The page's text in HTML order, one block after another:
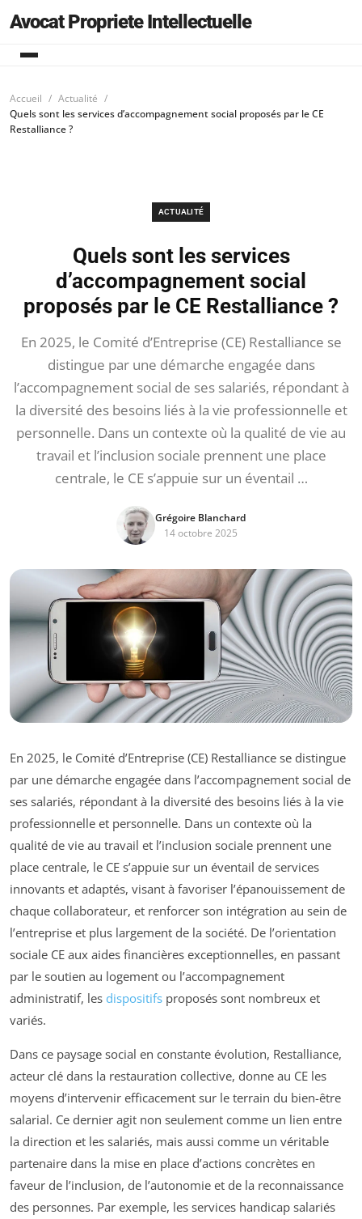
Avocat Propriete Intellectuelle
Accueil
Actualité
Quels sont les services d’accompagnement social proposés par le CE
Restalliance ?
ACTUALITÉ
Quels sont les services
d’accompagnement social
proposés par le CE Restalliance ?
En 2025, le Comité d’Entreprise (CE) Restalliance se
distingue par une démarche engagée dans
l’accompagnement social de ses salariés, répondant à
la diversité des besoins liés à la vie professionnelle et
personnelle. Dans un contexte où la qualité de vie au
travail et l’inclusion sociale prennent une place
centrale, le CE s’appuie sur un éventail …
Grégoire Blanchard
14 octobre 2025
En 2025, le Comité d’Entreprise (CE) Restalliance se distingue
par une démarche engagée dans l’accompagnement social de
ses salariés, répondant à la diversité des besoins liés à la vie
professionnelle et personnelle. Dans un contexte où la
qualité de vie au travail et l’inclusion sociale prennent une
place centrale, le CE s’appuie sur un éventail de services
innovants et adaptés, visant à favoriser l’épanouissement de
chaque collaborateur, et renforcer son intégration au sein de
l’entreprise et plus largement de la société. De l’orientation
sociale CE aux aides financières exceptionnelles, en passant
par le soutien au logement ou l’accompagnement
administratif, les dispositifs proposés sont nombreux et
variés.
Dans ce paysage social en constante évolution, Restalliance,
acteur clé dans la restauration collective, donne au CE les
moyens d’intervenir efficacement sur le terrain du bien-être
salarial. Ce dernier agit non seulement comme un lien entre
la direction et les salariés, mais aussi comme un véritable
partenaire dans la mise en place d’actions concrètes en
faveur de l’inclusion, de l’autonomie et de la reconnaissance
des personnes. Par exemple, les services handicap salariés